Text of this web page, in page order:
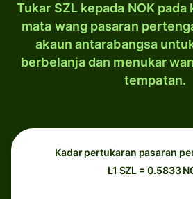
Tukar SZL kepada NOK
mata wang pasaran
akaun antarabangsa
berbelanja dan menukar
tempatan.
Kadar pertukaran pasaran
L1 SZL = 0.5833